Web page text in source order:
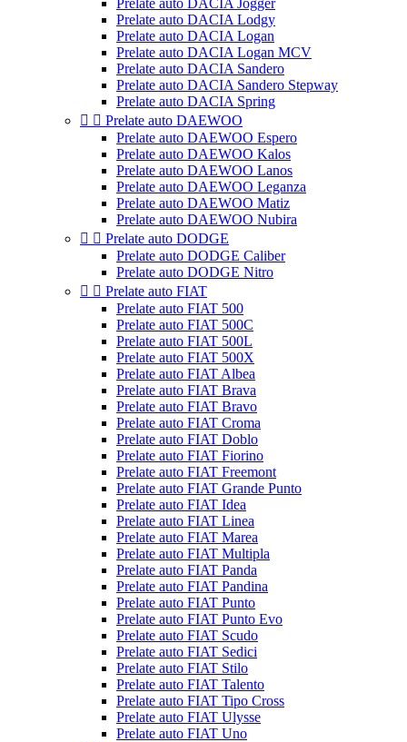
Prelate auto DACIA Jogger
Prelate auto DACIA Lodgy
Prelate auto DACIA Logan
Prelate auto DACIA Logan MCV
Prelate auto DACIA Sandero
Prelate auto DACIA Sandero Stepway
Prelate auto DACIA Spring
  Prelate auto DAEWOO
Prelate auto DAEWOO Espero
Prelate auto DAEWOO Kalos
Prelate auto DAEWOO Lanos
Prelate auto DAEWOO Leganza
Prelate auto DAEWOO Matiz
Prelate auto DAEWOO Nubira
  Prelate auto DODGE
Prelate auto DODGE Caliber
Prelate auto DODGE Nitro
  Prelate auto FIAT
Prelate auto FIAT 500
Prelate auto FIAT 500C
Prelate auto FIAT 500L
Prelate auto FIAT 500X
Prelate auto FIAT Albea
Prelate auto FIAT Brava
Prelate auto FIAT Bravo
Prelate auto FIAT Croma
Prelate auto FIAT Doblo
Prelate auto FIAT Fiorino
Prelate auto FIAT Freemont
Prelate auto FIAT Grande Punto
Prelate auto FIAT Idea
Prelate auto FIAT Linea
Prelate auto FIAT Marea
Prelate auto FIAT Multipla
Prelate auto FIAT Panda
Prelate auto FIAT Pandina
Prelate auto FIAT Punto
Prelate auto FIAT Punto Evo
Prelate auto FIAT Scudo
Prelate auto FIAT Sedici
Prelate auto FIAT Stilo
Prelate auto FIAT Talento
Prelate auto FIAT Tipo Cross
Prelate auto FIAT Ulysse
Prelate auto FIAT Uno